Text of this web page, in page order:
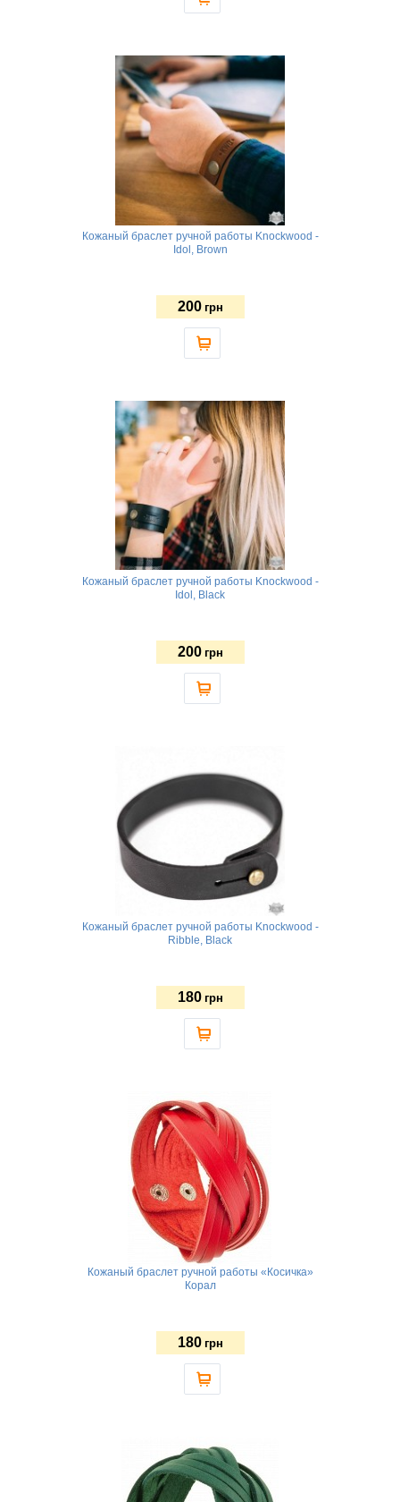
Кожаный браслет ручной работы Knockwood -
Idol, Brown
200 грн
Кожаный браслет ручной работы Knockwood -
Idol, Black
200 грн
Кожаный браслет ручной работы Knockwood -
Ribble, Black
180 грн
Кожаный браслет ручной работы «Косичка»
Корал
180 грн